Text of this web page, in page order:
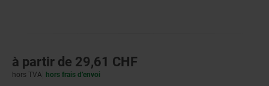
à partir de 29,61 CHF
hors TVA hors frais d’envoi